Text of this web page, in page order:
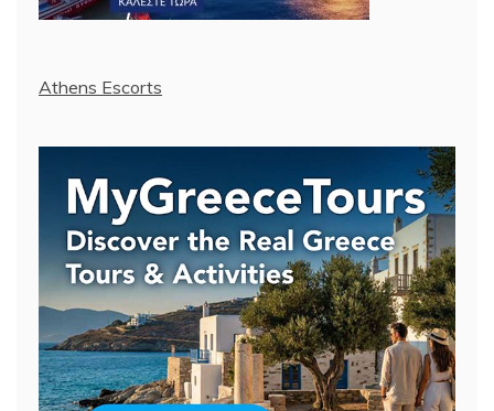
Athens Escorts